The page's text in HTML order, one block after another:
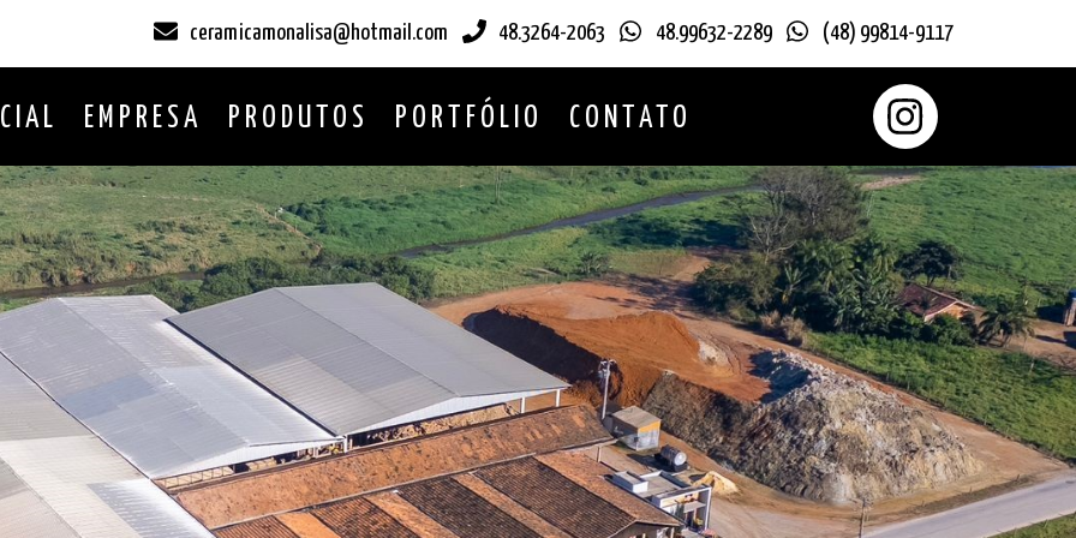
ceramicamonalisa@hotmail.com 48.3264-2063 48.99632-2289 (48) 99814-9117
EMPRESA PRODUTOS PORTFÓLIO CONTATO